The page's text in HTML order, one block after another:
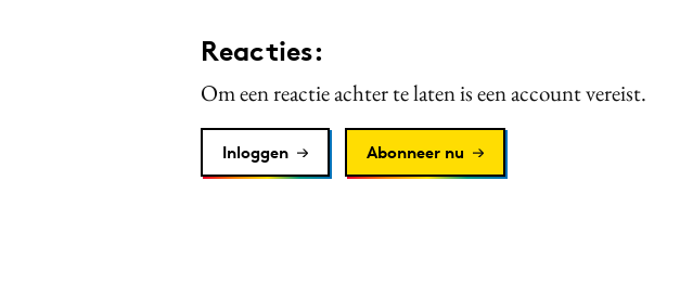
Reacties:
Om een reactie achter te laten is een account vereist.
Inloggen Abonneer nu